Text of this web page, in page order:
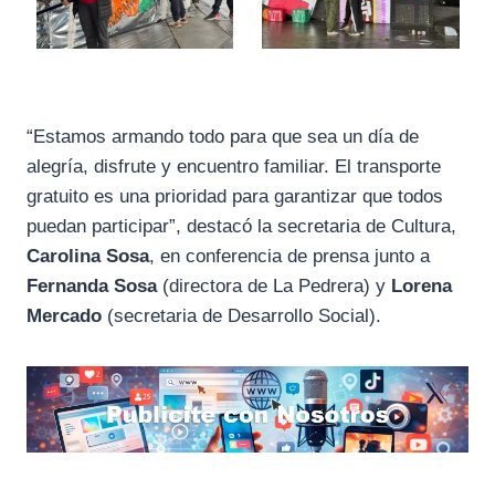
“Estamos armando todo para que sea un día de
alegría, disfrute y encuentro familiar. El transporte
gratuito es una prioridad para garantizar que todos
puedan participar”, destacó la secretaria de Cultura,
Carolina Sosa, en conferencia de prensa junto a
Fernanda Sosa(directora de La Pedrera) y Lorena
Mercado (secretaria de Desarrollo Social).